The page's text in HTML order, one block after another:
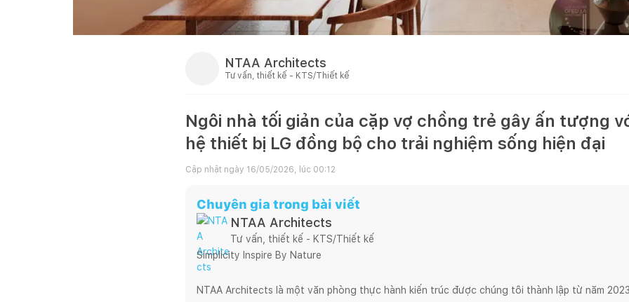
NTAA Architects
Tư vấn, thiết kế - KTS/Thiết kế
Ngôi nhà tối giản của cặp vợ chồng trẻ gây ấn tượng
hệ thiết bị LG đồng bộ cho trải nghiệm sống hiện đại
Cập nhật ngày 16/05/2026, lúc 00:12
Chuyên gia trong bài viết
NTAA Architects
Tư vấn, thiết kế - KTS/Thiết kế
Simplicity Inspire By Nature
NTAA Architects là một văn phòng thực hành kiến trúc được chúng tôi thành lập từ năm